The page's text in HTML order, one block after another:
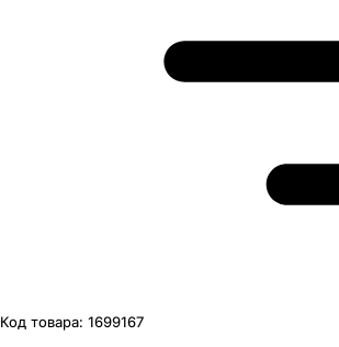
Код товара: 1699167